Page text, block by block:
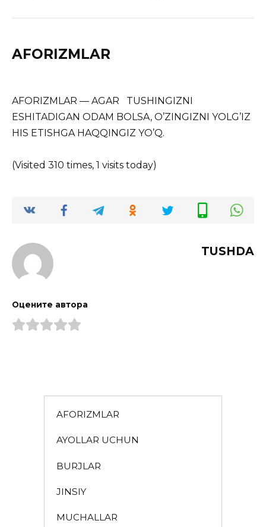
AFORIZMLAR
AFORIZMLAR — AGAR TUSHINGIZNI
ESHITADIGAN ODAM BOLSA, O’ZINGIZNI YOLG’IZ
HIS ETISHGA HAQQINGIZ YO’Q.
(Visited 310 times, 1 visits today)
TUSHDA
Оцените автора
AFORIZMLAR
AYOLLAR UCHUN
BURJLAR
JINSIY
MUCHALLAR